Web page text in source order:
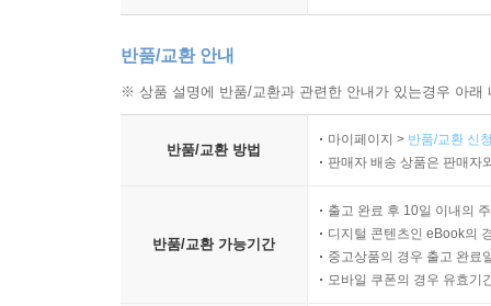
반품/교환 안내
※ 상품 설명에 반품/교환과 관련한 안내가 있는경우 아
반품/교환 방법
마이페이지 > 반품/교환 신
판매자 배송 상품은 판매자
반품/교환 가능기간
출고 완료 후 10일 이내의
디지털 콘텐츠인 eBook의
중고상품의 경우 출고 완료
모바일 쿠폰의 경우 유효기